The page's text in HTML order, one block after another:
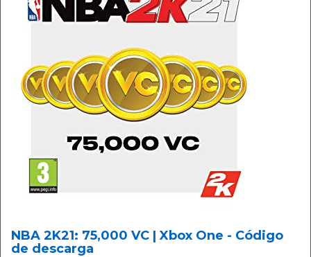
NBA 2K21: 75,000 VC | Xbox One - Código
de descarga